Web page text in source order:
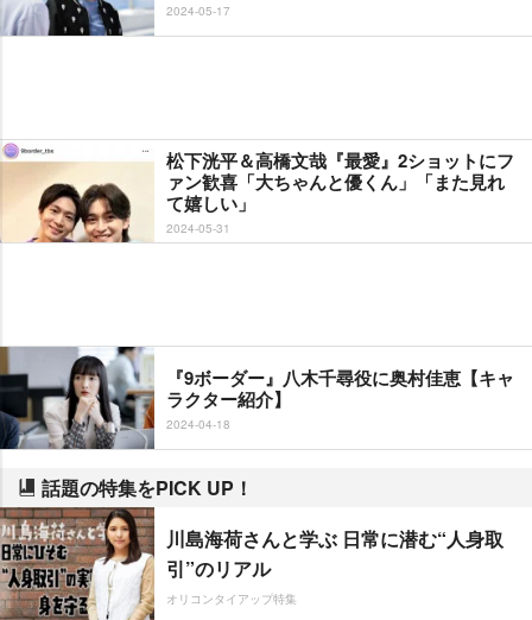
2024-05-17
松下洸平＆高橋文哉『最愛』2ショットにフ
ァン歓喜「大ちゃんと優くん」「また見れ
て嬉しい」
2024-05-31
『9ボーダー』八木千尋役に奥村佳恵【キャ
ラクター紹介】
2024-04-18
話題の特集をPICK UP！
川島海荷さんと学ぶ 日常に潜む“人身取
引”のリアル
オリコンタイアップ特集